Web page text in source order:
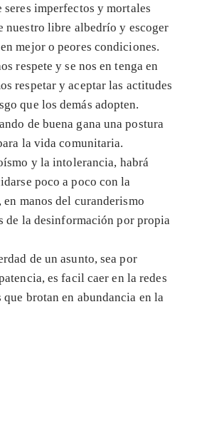
imperfectos y mortales
nuestro libre albedrío y escoger
mejor o peores condiciones.
respete y se nos en tenga en
respetar y aceptar las actitudes
que los demás adopten.
de buena gana una postura
la vida comunitaria.
y la intolerancia, habrá
poco a poco con la
manos del curanderismo
de la desinformación por propia
de un asunto, sea por
es facil caer en la redes
que brotan en abundancia en la